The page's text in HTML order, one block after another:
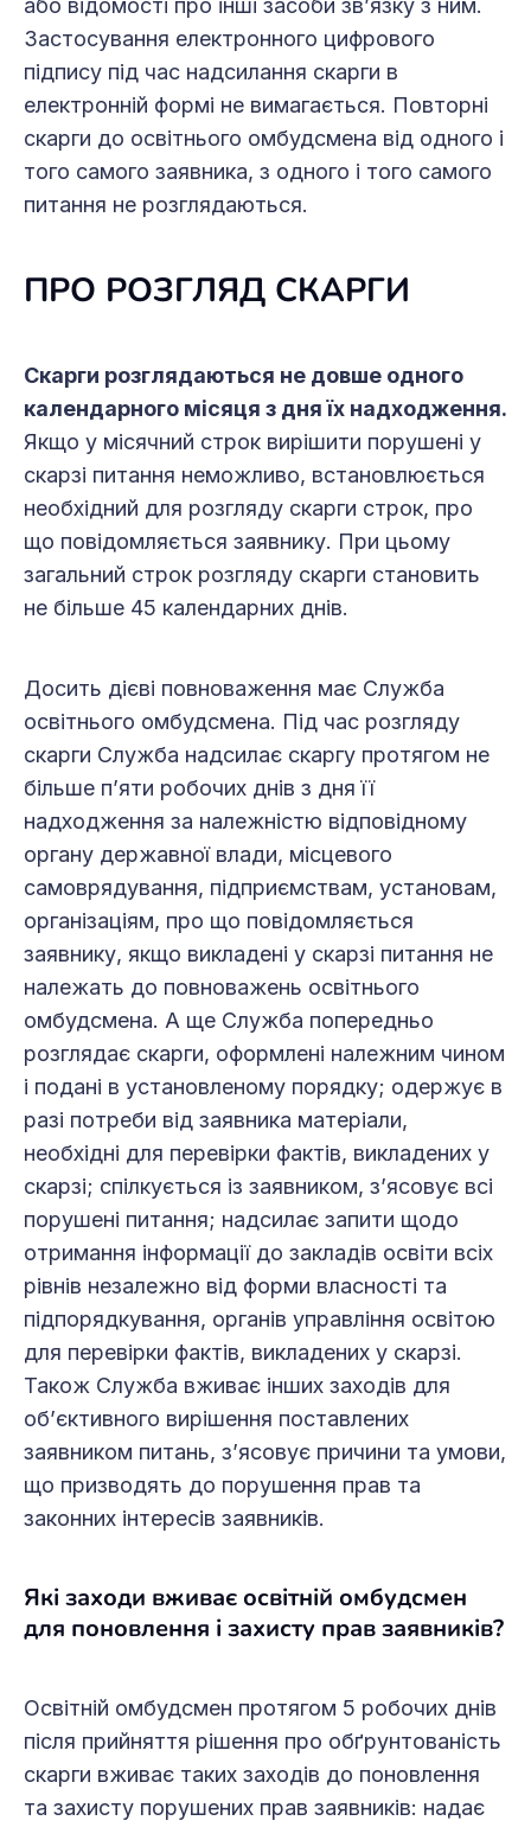
або відомості про інші засоби зв’язку з ним.
Застосування електронного цифрового
підпису під час надсилання скарги в
електронній формі не вимагається. Повторні
скарги до освітнього омбудсмена від одного і
того самого заявника, з одного і того самого
питання не розглядаються.
ПРО РОЗГЛЯД СКАРГИ
Скарги розглядаються не довше одного
календарного місяця з дня їх надходження.
Якщо у місячний строк вирішити порушені у
скарзі питання неможливо, встановлюється
необхідний для розгляду скарги строк, про
що повідомляється заявнику. При цьому
загальний строк розгляду скарги становить
не більше 45 календарних днів.
Досить дієві повноваження має Служба
освітнього омбудсмена. Під час розгляду
скарги Служба надсилає скаргу протягом не
більше п’яти робочих днів з дня її
надходження за належністю відповідному
органу державної влади, місцевого
самоврядування, підприємствам, установам,
організаціям, про що повідомляється
заявнику, якщо викладені у скарзі питання не
належать до повноважень освітнього
омбудсмена. А ще Служба попередньо
розглядає скарги, оформлені належним чином
і подані в установленому порядку; одержує в
разі потреби від заявника матеріали,
необхідні для перевірки фактів, викладених у
скарзі; спілкується із заявником, з’ясовує всі
порушені питання; надсилає запити щодо
отримання інформації до закладів освіти всіх
рівнів незалежно від форми власності та
підпорядкування, органів управління освітою
для перевірки фактів, викладених у скарзі.
Також Служба вживає інших заходів для
об’єктивного вирішення поставлених
заявником питань, з’ясовує причини та умови,
що призводять до порушення прав та
законних інтересів заявників.
Які заходи вживає освітній омбудсмен
для поновлення і захисту прав заявників?
Освітній омбудсмен протягом 5 робочих днів
після прийняття рішення про обґрунтованість
скарги вживає таких заходів до поновлення
та захисту порушених прав заявників: надає